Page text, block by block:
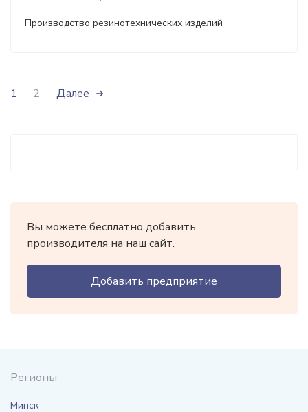
Производство резинотехнических изделий
1 2 Далее
Вы можете бесплатно добавить
производителя на наш сайт.
Добавить предприятие
Регионы
Минск